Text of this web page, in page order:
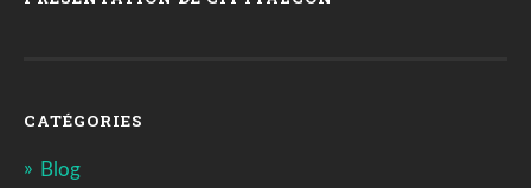
CATÉGORIES
Blog